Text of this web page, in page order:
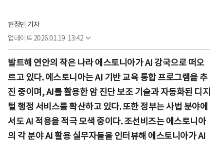
현정민 기자
업데이트 2026.01.19. 13:42
발트해 연안의 작은 나라 에스토니아가 AI 강국으로 떠오
르고 있다. 에스토니아는 AI 기반 교육 통합 프로그램을 추
진 중이며, AI를 활용한 암 진단 보조 기술과 자동화된 디지
털 행정 서비스를 확산하고 있다. 또한 정부는 사법 분야에
서도 AI 적용을 적극 모색 중이다. 조선비즈는 에스토니아
의 각 분야 AI 활용 실무자들을 인터뷰해 에스토니아가 AI